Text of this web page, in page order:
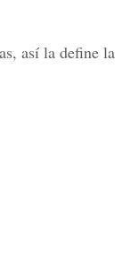
así la define la